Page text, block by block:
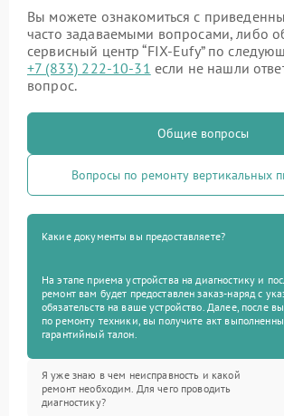
Вы можете ознакомиться с
часто задаваемыми вопросами, либо
сервисный центр “FIX-Eufy” по
+7 (833) 222-10-31 если не нашли
вопрос.
Общие вопросы
Вопросы по ремонту вертикальных
Какие документы вы предоставляете?
На этапе приема устройства на диагностику и
ремонт вам будет предоставлен заказ-наряд с
обязательств на ваше устройство. Далее, после
по ремонту техники, вы получите акт
гарантийный талон.
Я уже знаю в чем неисправность и какой
ремонт необходим. Для чего проводить
диагностику?